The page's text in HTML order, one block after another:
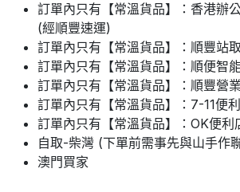
訂單內只有【常溫貨品】：香港辦
(經順豐速運)
訂單內只有【常溫貨品】：順豐站
訂單內只有【常溫貨品】：順便智
訂單內只有【常溫貨品】：順豐營
訂單內只有【常溫貨品】：7-11便
訂單內只有【常溫貨品】：OK便利
自取-柴灣 (下單前需事先與山手作
澳門買家